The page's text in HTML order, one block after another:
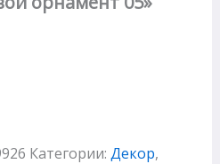
Категории: Декор,